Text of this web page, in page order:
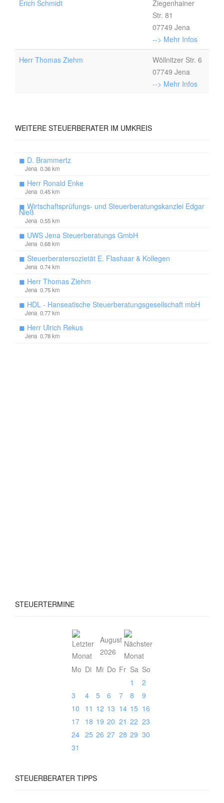
Erich Schmidt
Ziegenhainer
Str. 81
07749 Jena
--> Mehr Infos
Herr Thomas Ziehm
Wöllnitzer Str. 6
07749 Jena
--> Mehr Infos
WEITERE STEUERBERATER IM UMKREIS
◼ D. Brammertz
Jena 0.36 km
◼ Herr Ronald Enke
Jena 0.45 km
◼ Wirtschaftsprüfungs- und Steuerberatungskanzlei Edgar
Nieß
Jena 0.55 km
◼ UWS Jena Steuerberatungs GmbH
Jena 0.68 km
◼ Steuerberatersozietät E. Flashaar & Kollegen
Jena 0.74 km
◼ Herr Thomas Ziehm
Jena 0.75 km
◼ HDL - Hanseatische Steuerberatungsgesellschaft mbH
Jena 0.77 km
◼ Herr Ulrich Rekus
Jena 0.78 km
STEUERTERMINE
August
2026
Mo Di Mi Do Fr Sa So
1
2
3
4 5 6 7 8
9
10
11 12 13 14 15 16
17
18 19 20 21 22 23
24 25 26 27 28 29 30
31
STEUERBERATER TIPPS